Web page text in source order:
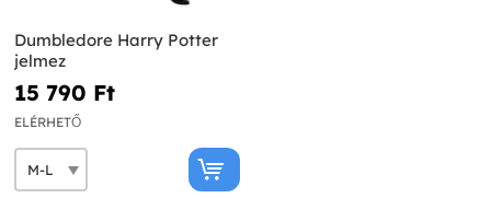
Dumbledore Harry Potter
jelmez
15 790 Ft‎
ELÉRHETŐ